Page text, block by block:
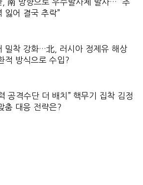
, 南 방향으로 우주발사체 발사… “추
잃어 결국 추락”
밀착 강화…北, 러시아 정제유 해상
적 방식으로 수입?
공격수단 더 배치” 핵무기 집착 김정
춤 대응 전략은?